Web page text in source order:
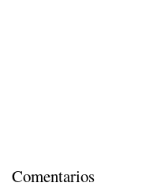
Comentarios